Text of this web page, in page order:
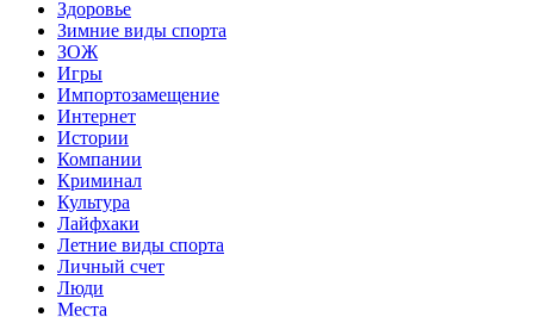
Здоровье
Зимние виды спорта
ЗОЖ
Игры
Импортозамещение
Интернет
Истории
Компании
Криминал
Культура
Лайфхаки
Летние виды спорта
Личный счет
Люди
Места